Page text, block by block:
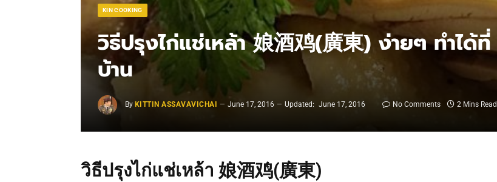
KIN COOKING
วิธีปรุงไก่แช่เหล้า 娘酒鸡(廣東) ง่ายๆ ทำได้ที่
บ้าน
By KITTIN ASSAVAVICHAI June 17, 2016 Updated: June 17, 2016 No Comments 2 Mins Read
วิธีปรุงไก่แช่เหล้า 娘酒鸡(廣東)